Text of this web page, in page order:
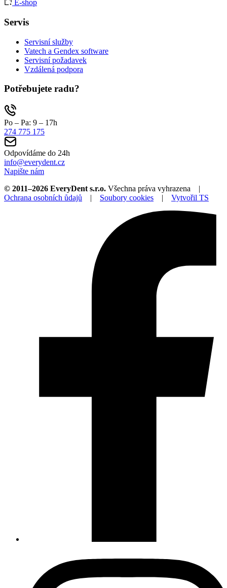
E-shop
Servis
Servisní služby
Vatech a Gendex software
Servisní požadavek
Vzdálená podpora
Potřebujete radu?
Po – Pa: 9 – 17h
274 775 175
Odpovídáme do 24h
info@everydent.cz
Napište nám
© 2011–2026 EveryDent s.r.o. Všechna práva vyhrazena |
Ochrana osobních ůdajů | Soubory cookies | Vytvořil TS